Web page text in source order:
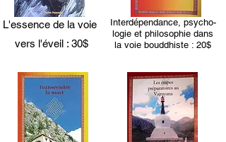
L'essence de la voie
vers l'éveil : 30$
Interdépendance, psycho-
logie et philosophie dans
la voie bouddhiste : 20$